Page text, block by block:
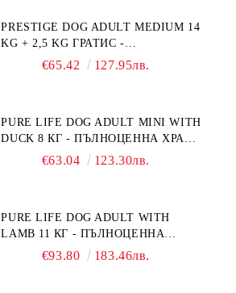
"РЕГУЛИРАНЕ НА ВНОСА НА
ГЛЮКОЗА (DIABETES MELLITUS)."
PRESTIGE DOG ADULT MEDIUM 14
KG + 2,5 KG ГРАТИС -
ПЪЛНОЦЕННА ХРАНА ЗА
€65.42 127.95лв.
PURE LIFE DOG ADULT MINI WITH
DUCK 8 КГ - ПЪЛНОЦЕННА ХРАНА
ЗА ПОРАСНАЛИ КУЧЕТА ОТ
ГЛУТЕН. ПРОИЗВЕДЕНА ВЪВ
ФРАНЦИЯ.
€63.04 123.30лв.
PURE LIFE DOG ADULT WITH
LAMB 11 КГ - ПЪЛНОЦЕННА
ХРАНА ЗА ПОРАСНАЛИ КУЧЕТА С
€93.80 183.46лв.